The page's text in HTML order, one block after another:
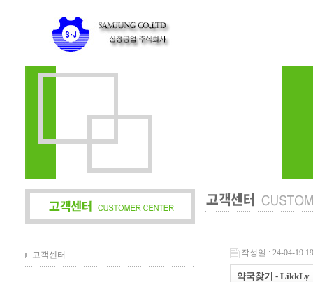
고객센터 작성일 : 24-04-19
약국찾기 - LikkLy